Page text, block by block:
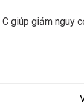
giúp giảm nguy